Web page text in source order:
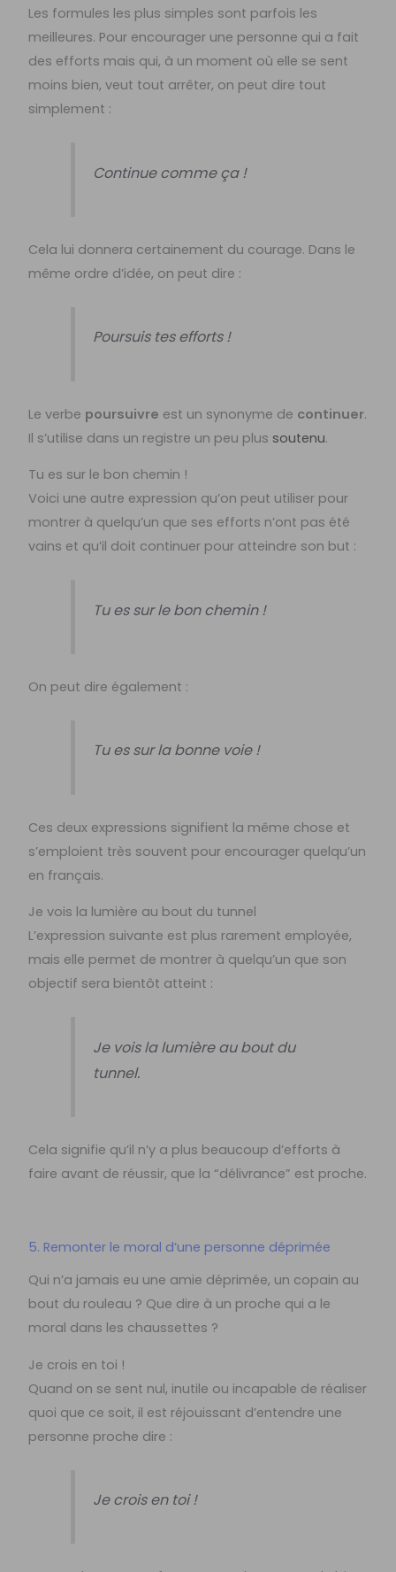
Les formules les plus simples sont parfois les
meilleures. Pour encourager une personne qui a fait
des efforts mais qui, à un moment où elle se sent
moins bien, veut tout arrêter, on peut dire tout
simplement :
Continue comme ça !
Cela lui donnera certainement du courage. Dans le
même ordre d’idée, on peut dire :
Poursuis tes efforts !
Le verbe poursuivre est un synonyme de continuer.
Il s’utilise dans un registre un peu plus soutenu.
Tu es sur le bon chemin !
Voici une autre expression qu’on peut utiliser pour
montrer à quelqu’un que ses efforts n’ont pas été
vains et qu’il doit continuer pour atteindre son but :
Tu es sur le bon chemin !
On peut dire également :
Tu es sur la bonne voie !
Ces deux expressions signifient la même chose et
s’emploient très souvent pour encourager quelqu’un
en français.
Je vois la lumière au bout du tunnel
L’expression suivante est plus rarement employée,
mais elle permet de montrer à quelqu’un que son
objectif sera bientôt atteint :
Je vois la lumière au bout du
tunnel.
Cela signifie qu’il n’y a plus beaucoup d’efforts à
faire avant de réussir, que la “délivrance” est proche.
5. Remonter le moral d’une personne déprimée
Qui n’a jamais eu une amie déprimée, un copain au
bout du rouleau ? Que dire à un proche qui a le
moral dans les chaussettes ?
Je crois en toi !
Quand on se sent nul, inutile ou incapable de réaliser
quoi que ce soit, il est réjouissant d’entendre une
personne proche dire :
Je crois en toi !